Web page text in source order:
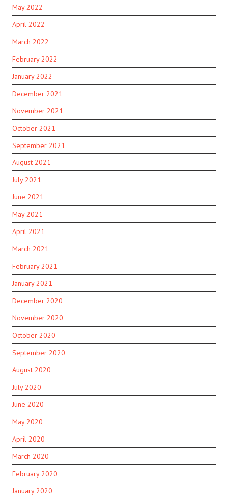
May 2022
April 2022
March 2022
February 2022
January 2022
December 2021
November 2021
October 2021
September 2021
August 2021
July 2021
June 2021
May 2021
April 2021
March 2021
February 2021
January 2021
December 2020
November 2020
October 2020
September 2020
August 2020
July 2020
June 2020
May 2020
April 2020
March 2020
February 2020
January 2020